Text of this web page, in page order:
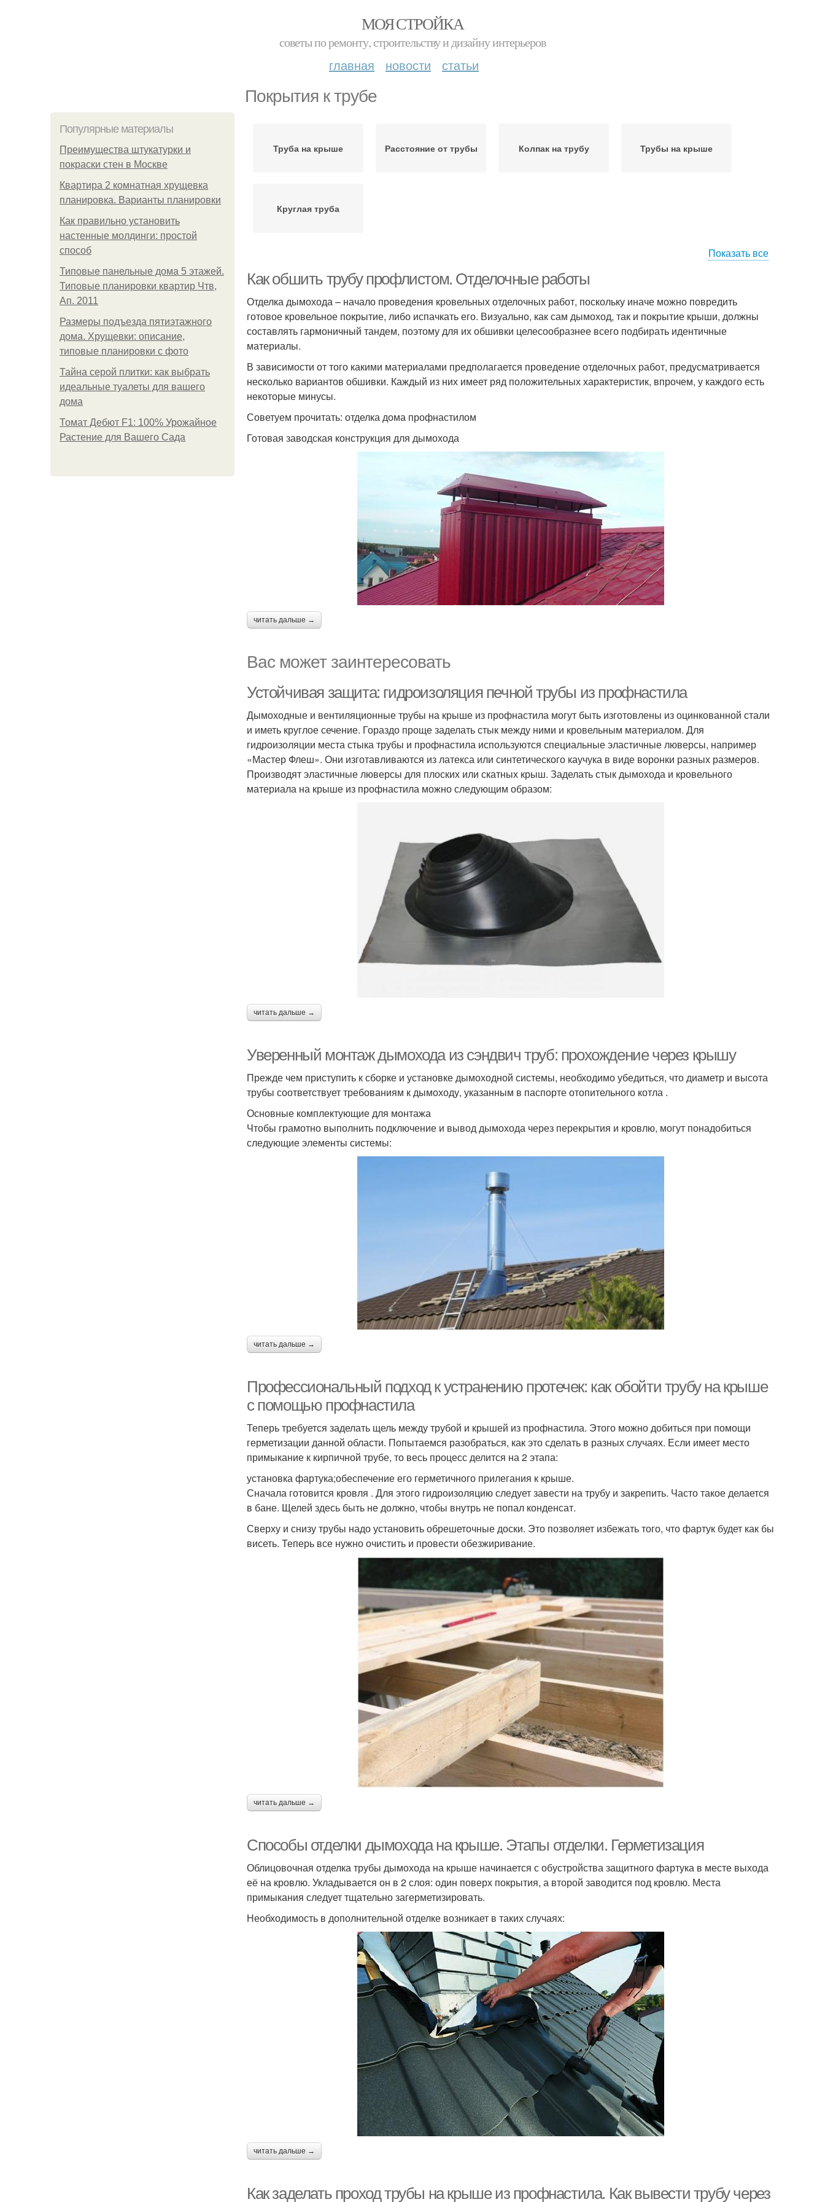
МОЯ СТРОЙКА
советы по ремонту, строительству и дизайну интерьеров
главная новости статьи
Покрытия к трубе
Популярные материалы
Преимущества штукатурки и
покраски стен в Москве
Квартира 2 комнатная хрущевка
планировка. Варианты планировки
Как правильно установить
настенные молдинги: простой
способ
Типовые панельные дома 5 этажей.
Типовые планировки квартир Чтв,
Ап. 2011
Размеры подъезда пятиэтажного
дома. Хрущевки: описание,
типовые планировки с фото
Тайна серой плитки: как выбрать
идеальные туалеты для вашего
дома
Томат Дебют F1: 100% Урожайное
Растение для Вашего Сада
Труба на крыше Расстояние от трубы Колпак на трубу Трубы на крыше
Круглая труба
Показать все
Как обшить трубу профлистом. Отделочные работы
Отделка дымохода – начало проведения кровельных отделочных работ, поскольку иначе можно повредить
готовое кровельное покрытие, либо испачкать его. Визуально, как сам дымоход, так и покрытие крыши, должны
составлять гармоничный тандем, поэтому для их обшивки целесообразнее всего подбирать идентичные
материалы.
В зависимости от того какими материалами предполагается проведение отделочных работ, предусматривается
несколько вариантов обшивки. Каждый из них имеет ряд положительных характеристик, впрочем, у каждого есть
некоторые минусы.
Советуем прочитать: отделка дома профнастилом
Готовая заводская конструкция для дымохода
читать дальше →
Вас может заинтересовать
Устойчивая защита: гидроизоляция печной трубы из профнастила
Дымоходные и вентиляционные трубы на крыше из профнастила могут быть изготовлены из оцинкованной стали
и иметь круглое сечение. Гораздо проще заделать стык между ними и кровельным материалом. Для
гидроизоляции места стыка трубы и профнастила используются специальные эластичные люверсы, например
«Мастер Флеш». Они изготавливаются из латекса или синтетического каучука в виде воронки разных размеров.
Производят эластичные люверсы для плоских или скатных крыш. Заделать стык дымохода и кровельного
материала на крыше из профнастила можно следующим образом:
читать дальше →
Уверенный монтаж дымохода из сэндвич труб: прохождение через крышу
Прежде чем приступить к сборке и установке дымоходной системы, необходимо убедиться, что диаметр и высота
трубы соответствует требованиям к дымоходу, указанным в паспорте отопительного котла .
Основные комплектующие для монтажа
Чтобы грамотно выполнить подключение и вывод дымохода через перекрытия и кровлю, могут понадобиться
следующие элементы системы:
читать дальше →
Профессиональный подход к устранению протечек: как обойти трубу на крыше
с помощью профнастила
Теперь требуется заделать щель между трубой и крышей из профнастила. Этого можно добиться при помощи
герметизации данной области. Попытаемся разобраться, как это сделать в разных случаях. Если имеет место
примыкание к кирпичной трубе, то весь процесс делится на 2 этапа:
установка фартука;обеспечение его герметичного прилегания к крыше.
Сначала готовится кровля . Для этого гидроизоляцию следует завести на трубу и закрепить. Часто такое делается
в бане. Щелей здесь быть не должно, чтобы внутрь не попал конденсат.
Сверху и снизу трубы надо установить обрешеточные доски. Это позволяет избежать того, что фартук будет как бы
висеть. Теперь все нужно очистить и провести обезжиривание.
читать дальше →
Способы отделки дымохода на крыше. Этапы отделки. Герметизация
Облицовочная отделка трубы дымохода на крыше начинается с обустройства защитного фартука в месте выхода
её на кровлю. Укладывается он в 2 слоя: один поверх покрытия, а второй заводится под кровлю. Места
примыкания следует тщательно загерметизировать.
Необходимость в дополнительной отделке возникает в таких случаях:
читать дальше →
Как заделать проход трубы на крыше из профнастила. Как вывести трубу через